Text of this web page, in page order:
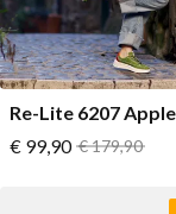
Re-Lite 6207 Apple
Vanaf
€ 99,90 Normale prijs
€ 179,90